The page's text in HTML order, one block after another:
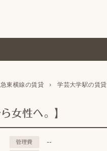
東横線の賃貸 › 学芸大学駅の賃貸
女性へ。】
管理費 --